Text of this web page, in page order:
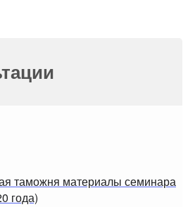
таможня материалы семинара
года)